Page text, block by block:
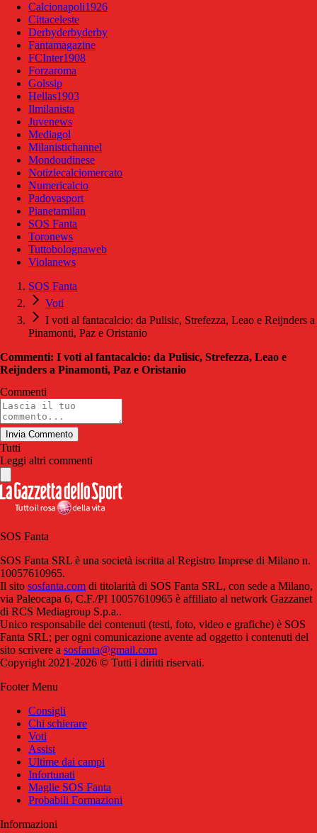
Calcionapoli1926
Cittaceleste
Derbyderbyderby
Fantamagazine
FCInter1908
Forzaroma
Golssip
Hellas1903
Ilmilanista
Juvenews
Mediagol
Milanistichannel
Mondoudinese
Notiziecalciomercato
Numericalcio
Padovasport
Pianetamilan
SOS Fanta
Toronews
Tuttobolognaweb
Violanews
SOS Fanta
Voti
I voti al fantacalcio: da Pulisic, Strefezza, Leao e Reijnders a
Pinamonti, Paz e Oristanio
Commenti: I voti al fantacalcio: da Pulisic, Strefezza, Leao e
Reijnders a Pinamonti, Paz e Oristanio
Commenti
Invia Commento
Tutti
Leggi altri commenti
SOS Fanta
SOS Fanta SRL è una società iscritta al Registro Imprese di Milano n.
10057610965.
Il sito sosfanta.com di titolarità di SOS Fanta SRL, con sede a Milano,
via Paleocapa 6, C.F./PI 10057610965 è affiliato al network Gazzanet
di RCS Mediagroup S.p.a..
Unico responsabile dei contenuti (testi, foto, video e grafiche) è SOS
Fanta SRL; per ogni comunicazione avente ad oggetto i contenuti del
sito scrivere a sosfanta@gmail.com
Copyright 2021-2026 © Tutti i diritti riservati.
Footer Menu
Consigli
Chi schierare
Voti
Assist
Ultime dai campi
Infortunati
Maglie SOS Fanta
Probabili Formazioni
Informazioni